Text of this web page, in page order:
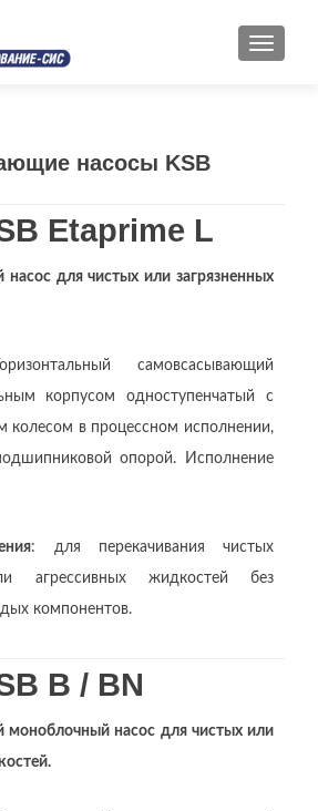
насосы KSB
Etaprime L
для чистых или загрязненных
самовсасывающий
корпусом одноступенчатый с
колесом в процессном исполнении,
опорой. Исполнение
: для перекачивания чистых
агрессивных жидкостей без
компонентов.
В / BN
насос для чистых или